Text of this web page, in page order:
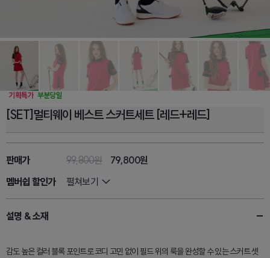
[SET]멀티웨이 베스트 스커트세트 [레드+레드]
판매가 99,800원
79,800원
멤버쉽 할인가
펼쳐보기
설명 & 소재
감도 높은 컬러 블록 포인트로 코디 고민 없이 필드 위의 룩을 완성할 수 있는 스커트 셋